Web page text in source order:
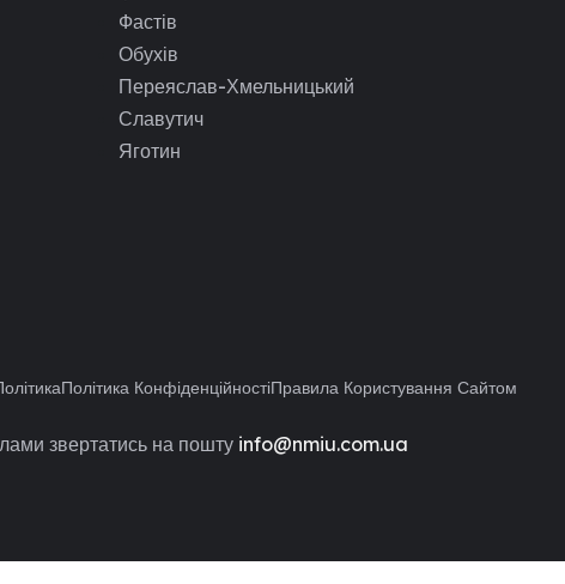
Фастів
Обухів
Переяслав-Хмельницький
Славутич
Яготин
Політика КонфіденційностіПравила Користування Сайтом
звертатись на пошту info@nmiu.com.ua